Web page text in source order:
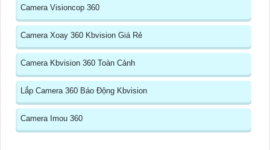
Camera Visioncop 360
Camera Xoay 360 Kbvision Giá Rẻ
Camera Kbvision 360 Toàn Cảnh
Lắp Camera 360 Báo Động Kbvision
Camera Imou 360